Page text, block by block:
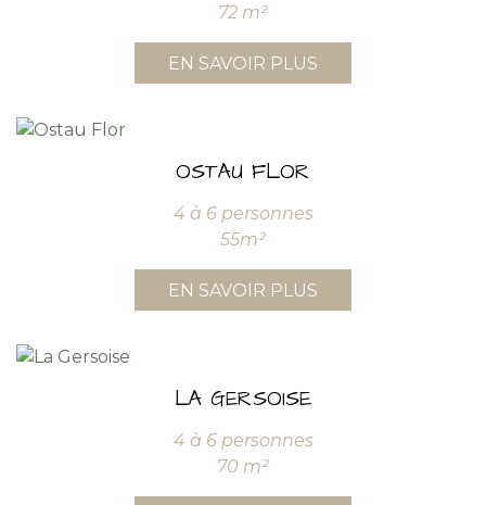
72 m²
EN SAVOIR PLUS
OSTAU FLOR
4 à 6 personnes
55m²
EN SAVOIR PLUS
LA GERSOISE
4 à 6 personnes
70 m²